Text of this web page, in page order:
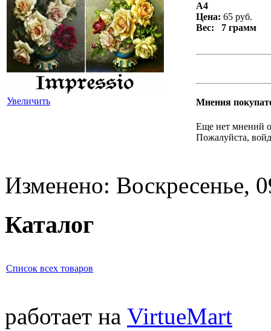
Увеличить
А4
Цена: 65 руб.
Вес: 7 грамм
Мнения
Еще нет мнений
Пожалуйста,
Изменено: Воскресенье,
Каталог
Список всех товаров
работает на VirtueMart